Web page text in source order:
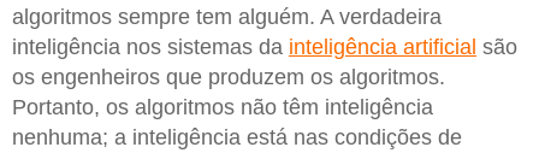
algoritmos sempre tem alguém. A verdadeira
inteligência nos sistemas da inteligência artificial são
os engenheiros que produzem os algoritmos.
Portanto, os algoritmos não têm inteligência
nenhuma; a inteligência está nas condições de